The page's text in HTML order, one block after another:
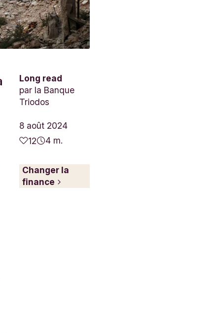
Long read
par la Banque
Triodos
8 août 2024
12
4 m.
Changer la
finance